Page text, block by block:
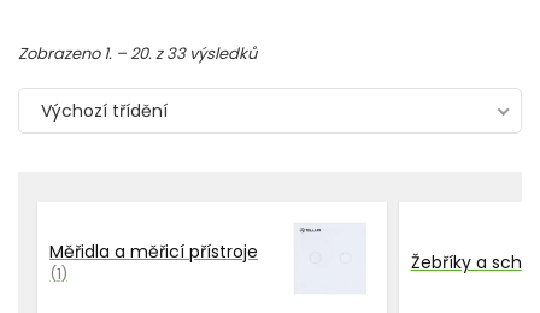
Zobrazeno 1. – 20. z 33 výsledků
Výchozí třídění
Měřidla a měřicí přístroje
(1) Žebříky a